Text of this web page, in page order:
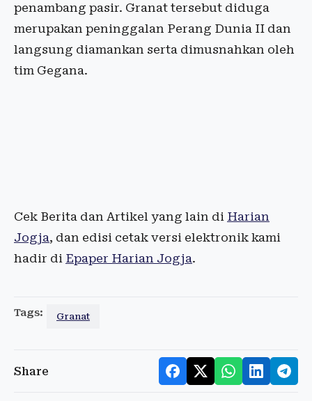
penambang pasir. Granat tersebut diduga
merupakan peninggalan Perang Dunia II dan
langsung diamankan serta dimusnahkan oleh
tim Gegana.
Cek Berita dan Artikel yang lain di Harian
Jogja, dan edisi cetak versi elektronik kami
hadir di Epaper Harian Jogja.
Tags: Granat
Share